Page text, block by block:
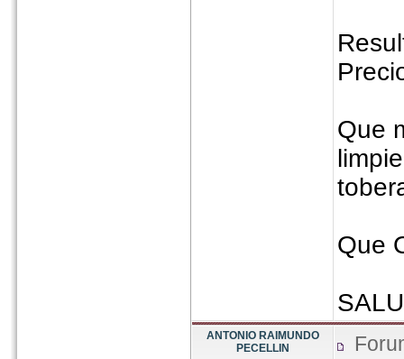
Que
Que
ANTONIO RAIMUNDO
PECELLIN